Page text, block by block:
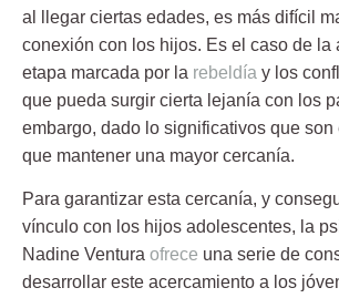
al llegar ciertas edades, es más difícil
conexión con los hijos. Es el caso de la
etapa marcada por la rebeldía y los
que pueda surgir cierta lejanía con los
embargo, dado lo significativos que son
que mantener una mayor cercanía.
Para garantizar esta cercanía, y
vínculo con los hijos adolescentes, la
Nadine Ventura ofrece una serie de
desarrollar este acercamiento a los